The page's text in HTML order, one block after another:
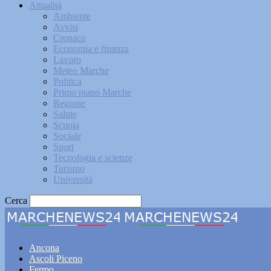
Attualità
Ambiente
Avvisi
Cronaca
Economia e finanza
Lavoro
Meteo Marche
Politica
Primo piano Marche
Regione
Salute
Scuola
Sociale
Sport
Tecnologia e scienze
Turismo
Università
Cerca
Ancona
Ascoli Piceno